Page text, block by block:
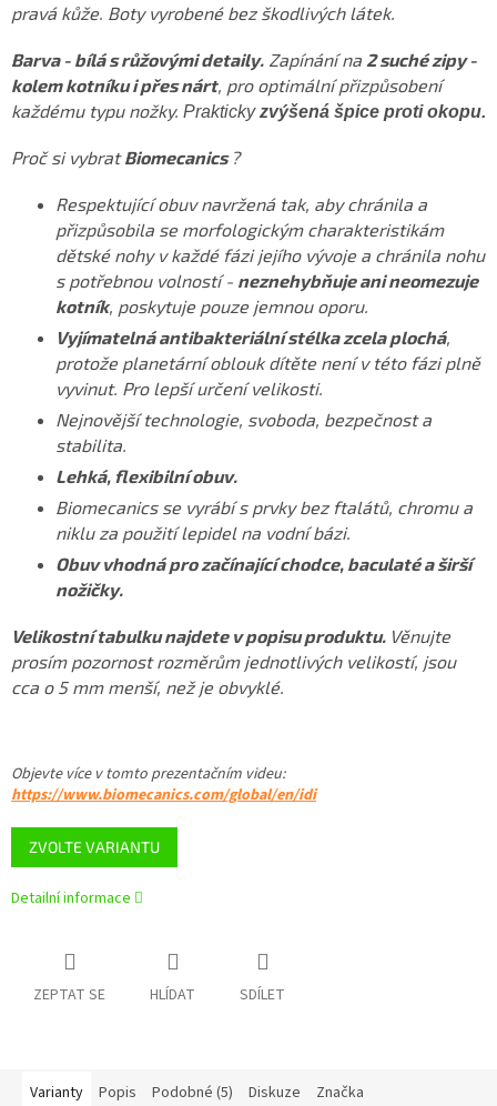
ZVOLTE VARIANTU
pravá kůže. Boty vyrobené bez škodlivých látek.
Barva - bílá s růžovými detaily. Zapínání na 2 suché zipy -
kolem kotníku i přes nárt, pro optimální přizpůsobení
každému typu nožky. Praktickyzvýšená špice proti okopu.
Proč si vybratBiomecanics ?
Respektující obuv navržená tak, aby chránila a
přizpůsobila se morfologickým charakteristikám
dětské nohy v každé fázi jejího vývoje a chránila nohu
s potřebnou volností - neznehybňuje ani neomezuje
kotník, poskytuje pouze jemnou oporu.
Vyjímatelná antibakteriální stélka zcela plochá,
protože planetární oblouk dítěte není v této fázi plně
vyvinut. Pro lepší určení velikosti.
Nejnovější technologie, svoboda, bezpečnost a
stabilita.
Lehká, flexibilní obuv.
Biomecanics se vyrábí s prvky bez ftalátů, chromu a
niklu za použití lepidel na vodní bázi.
Obuv vhodná pro začínající chodce, baculaté a širší
nožičky.
Velikostní tabulku najdete v popisu produktu. Věnujte
prosím pozornost rozměrům jednotlivých velikostí, jsou
cca o 5 mm menší, než je obvyklé.
Objevte více v tomtoprezentačním videu:
https://www.biomecanics.com/global/en/idi
Detailní informace
ZEPTAT SE HLÍDAT SDÍLET
Varianty Popis Podobné (5) Diskuze Značka